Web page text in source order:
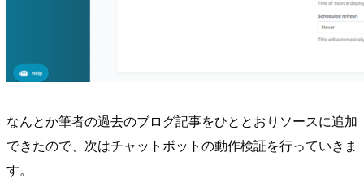
なんとか筆者の過去のブログ記事をひととおりソースに追加
できたので、次はチャットボットの動作検証を行っていきま
す。